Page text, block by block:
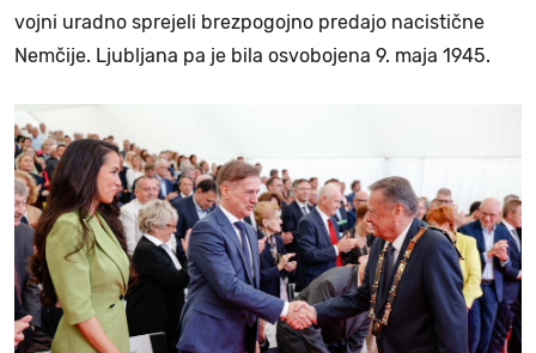
vojni uradno sprejeli brezpogojno predajo nacistične
Nemčije. Ljubljana pa je bila osvobojena 9. maja 1945.